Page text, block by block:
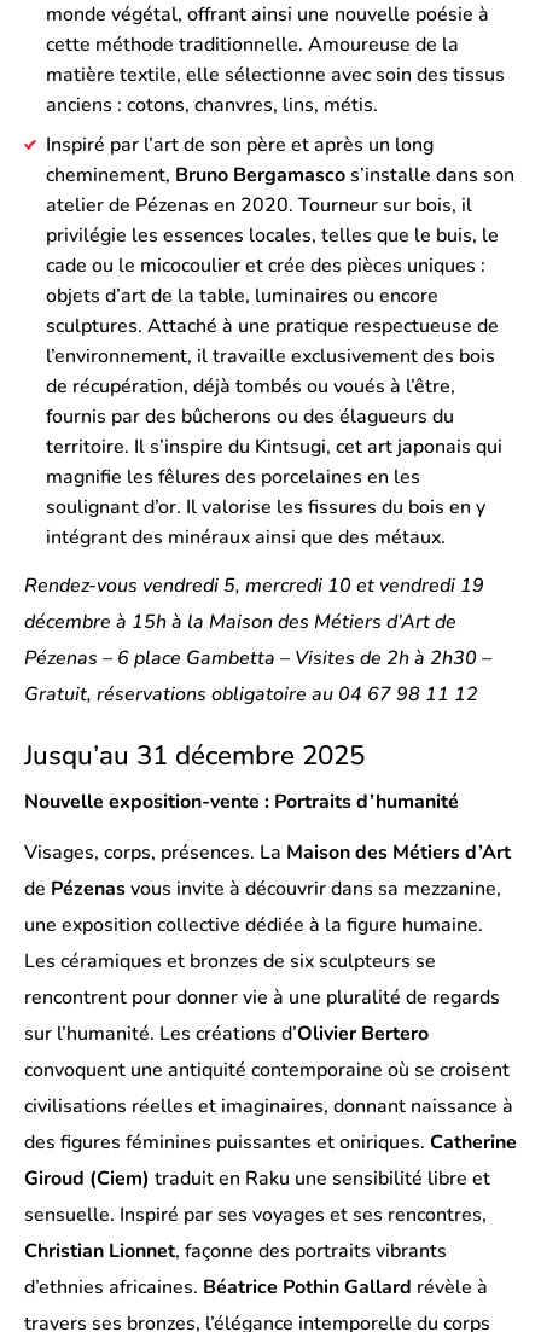
monde végétal, offrant ainsi une nouvelle poésie à
cette méthode traditionnelle. Amoureuse de la
matière textile, elle sélectionne avec soin des tissus
anciens : cotons, chanvres, lins, métis.
Inspiré par l’art de son père et après un long
cheminement, Bruno Bergamascos’installe dans son
atelier de Pézenas en 2020. Tourneur sur bois, il
privilégie les essences locales, telles que le buis, le
cade ou le micocoulier et crée des pièces uniques :
objets d’art de la table, luminaires ou encore
sculptures. Attaché à une pratique respectueuse de
l’environnement, il travaille exclusivement des bois
de récupération, déjà tombés ou voués à l’être,
fournis par des bûcherons ou des élagueurs du
territoire. Il s’inspire du Kintsugi, cet art japonais qui
magnifie les fêlures des porcelaines en les
soulignant d’or. Il valorise les fissures du bois en y
intégrant des minéraux ainsi que des métaux.
Rendez-vous vendredi 5, mercredi 10 et vendredi 19
décembre à 15h à la Maison des Métiers d’Art de
Pézenas – 6 place Gambetta – Visites de 2h à 2h30 –
Gratuit, réservations obligatoire au 04 67 98 11 12
Jusqu’au 31 décembre 2025
Nouvelle exposition-vente : Portraits d’humanité
Visages, corps, présences. La Maison des Métiers d’Art
de Pézenasvous invite à découvrir dans sa mezzanine,
une exposition collective dédiée à la figure humaine.
Les céramiques et bronzes de six sculpteurs se
rencontrent pour donner vie à une pluralité de regards
sur l’humanité. Les créations d’Olivier Bertero
convoquent une antiquité contemporaine où se croisent
civilisations réelles et imaginaires, donnant naissance à
des figures féminines puissantes et oniriques. Catherine
Giroud (Ciem) traduit en Raku une sensibilité libre et
sensuelle. Inspiré par ses voyages et ses rencontres,
Christian Lionnet, façonne des portraits vibrants
d’ethnies africaines. Béatrice Pothin Gallard révèle à
travers ses bronzes, l’élégance intemporelle du corps